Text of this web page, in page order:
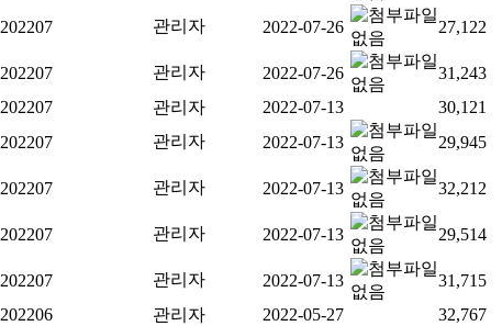
202207 관리자 2022-07-26 27,122
202207 관리자 2022-07-26
31,243
202207 관리자 2022-07-13
30,121
202207 관리자 2022-07-13 29,945
202207 관리자 2022-07-13 32,212
202207 관리자 2022-07-13 29,514
202207 관리자 2022-07-13
31,715
202206 관리자 2022-05-27 32,767